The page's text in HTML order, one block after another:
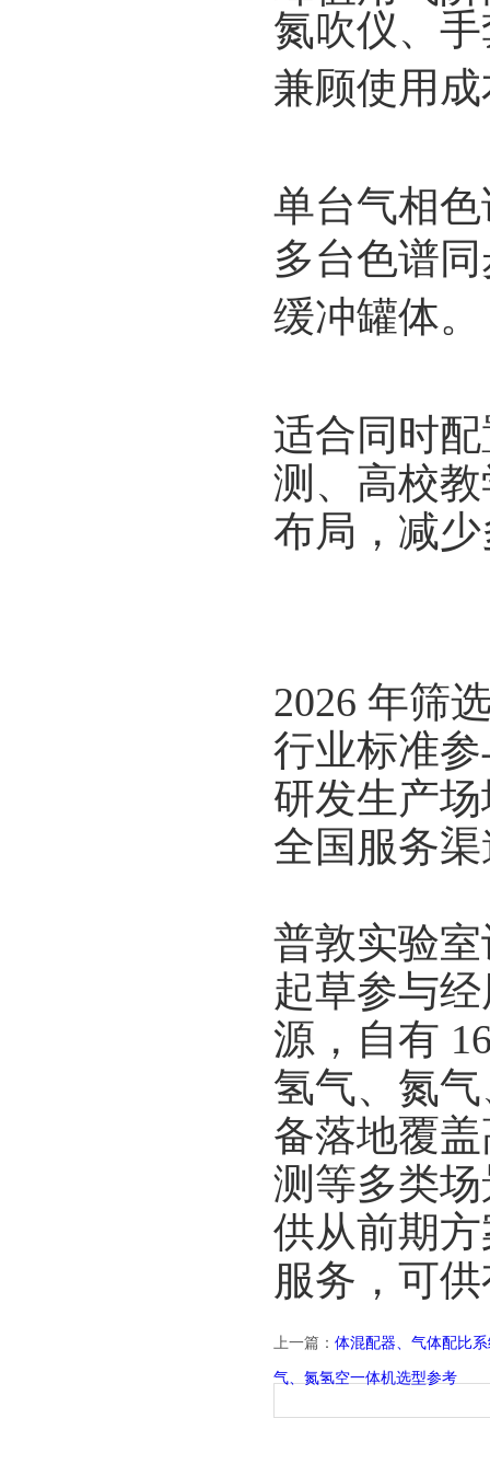
氮吹仪、
兼顾使用
单台气相
多台色谱
缓冲罐体。
适合同时
测、高校
布局，减
2026 年筛
行业标准
研发生产
全国服务
普敦实验
起草参与
源，自有
氢气、氮
备落地覆
测等多类
供从前期
服务，可
上一篇： 体混配器、气体配比
气、氮氢空一体机选型参考